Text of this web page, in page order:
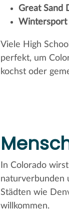
Great Sand
Wintersport
Viele High
perfekt, um
kochst oder
In Colorado
naturverbunden
Städten wie
willkommen.